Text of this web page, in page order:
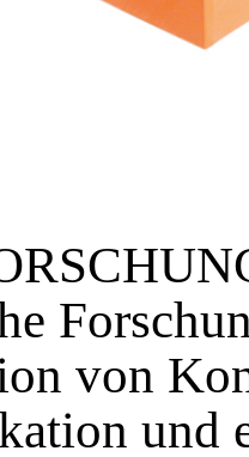
von
und